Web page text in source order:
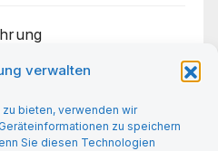
verwalten
bieten, verwenden wir
zu speichern
Sie diesen Technologien